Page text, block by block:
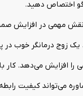
اختصاص دهید.
مهمی در افزایش
یک زوج درمانگر خوب
افزایش می‌دهد. کار
می‌تواند کیفیت رابطه